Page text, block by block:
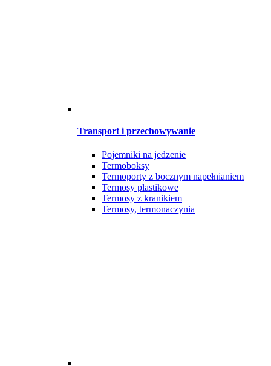
Transport i przechowywanie
Pojemniki na jedzenie
Termoboksy
Termoporty z bocznym napełnianiem
Termosy plastikowe
Termosy z kranikiem
Termosy, termonaczynia